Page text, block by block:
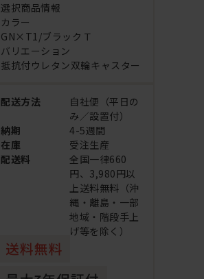
選択商品情報
カラー
GN×T1/ブラックＴ
バリエーション
抵抗付ウレタン双輪キャスター
配送方法
自社便（平日の
み／設置付）
納期
4-5週間
在庫
受注生産
配送料
全国一律660
円、3,980円以
上送料無料（沖
縄・離島・一部
地域・階段手上
げ等を除く）